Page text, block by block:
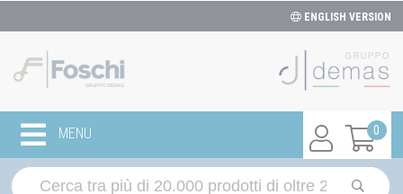
ENGLISH VERSION
0
MENU